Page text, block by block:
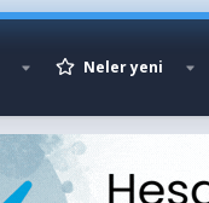
Neler yeni